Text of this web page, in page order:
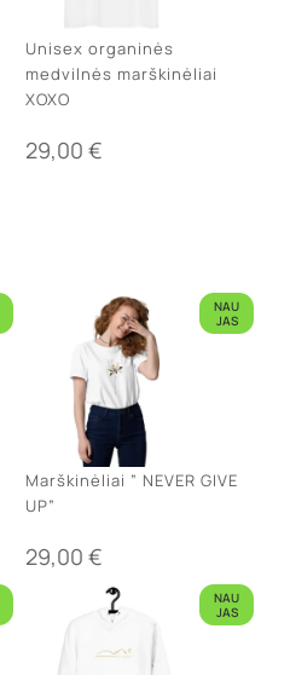
Unisex organinės
medvilnės marškinėliai
XOXO
29,00 €
NAU
JAS
Marškinėliai ” NEVER GIVE
UP”
29,00 €
NAU
JAS